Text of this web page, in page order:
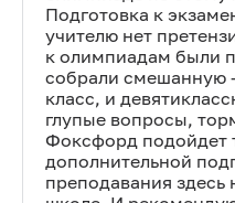
Подготовка к
учителю нет
к олимпиадам были
собрали смешанную
класс, и
глупые вопросы,
Фоксфорд подойдет
дополнительной
преподавания